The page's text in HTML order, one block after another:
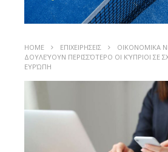
HOME ΕΠΙΧΕΙΡΗΣΕΙΣ ΟΙΚΟΝΟΜΙΚΑ
ΔΟΥΛΕΎΟΥΝ ΠΕΡΙΣΣΌΤΕΡΟ ΟΙ ΚΎΠΡΙΟΙ ΣΕ
ΕΥΡΏΠΗ